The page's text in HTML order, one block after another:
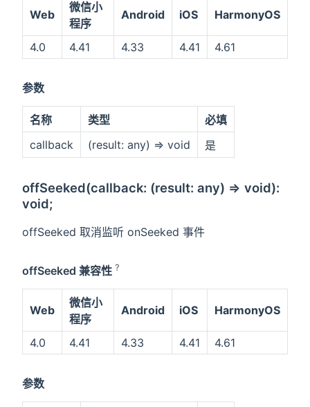
Web
微信小
程序
Android iOS HarmonyOS
4.0 4.41 4.33 4.41 4.61
参数
名称 类型
必填
callback
(result: any) => void 是
offSeeked(callback: (result: any) => void):
void;
offSeeked 取消监听 onSeeked 事件
offSeeked 兼容性 ?
Web
微信小
程序
Android iOS HarmonyOS
4.0 4.41 4.33 4.41 4.61
参数